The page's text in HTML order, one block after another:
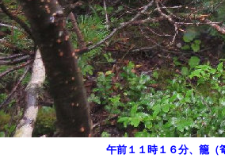
午前１１時１６分、籠